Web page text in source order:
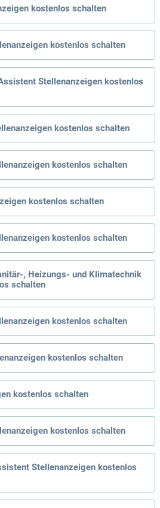
kostenlos schalten
kostenlos schalten
Stellenanzeigen kostenlos
kostenlos schalten
kostenlos schalten
kostenlos schalten
kostenlos schalten
, Heizungs- und Klimatechnik
schalten
kostenlos schalten
kostenlos schalten
kostenlos schalten
kostenlos schalten
Stellenanzeigen kostenlos